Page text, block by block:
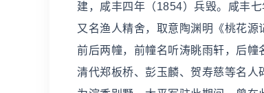
建，咸丰四年（1854）兵毁。咸丰
又名渔人精舍，取意陶渊明《桃花源
前后两幢，前幢名听涛眺雨轩，后幢
清代郑板桥、彭玉麟、贺寿慈等名